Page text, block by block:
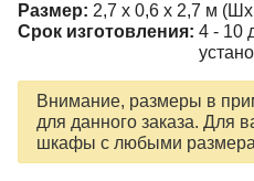
Размер: 2,7 x 0,6 x 2,7 м
Срок изготовления: 4 - 10
Внимание, размеры в
для данного заказа. Для
шкафы с любыми